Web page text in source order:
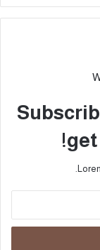
get